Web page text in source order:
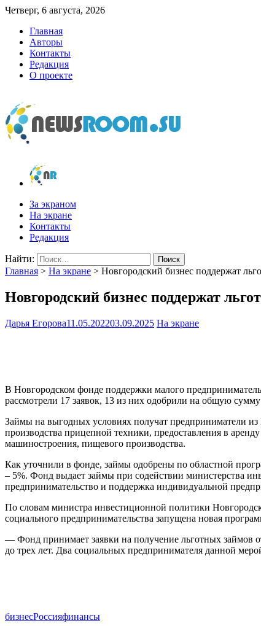
Четверг, 6 августа, 2026
Главная
Авторы
Контакты
Редакция
О проекте
newsroom.su
Новости о новостях
За экраном
На экране
Контакты
Редакция
Найти:
Главная > На экране > Новгородский бизнес поддержат
Новгородский бизнес поддержат
Дарья Егорова11.05.202203.09.2025 На экране
В Новгородском фонде поддержки малого
рассмотрели 17 заявок, 13 из них одобрили на общую
Займы на выгодных условиях получат предприниматели
производства прицепной техники, предоставления в
машиностроения, пищевого производства.
Как уточнили в фонде, займы одобрены по областной
– 5%. Фонд выдает займы при содействии министерства
предпринимательство и поддержка индивидуальной
По словам министра инвестиционной политики
социального предпринимательства запущена новая
— Фонд принимает заявки на получение льготных займов
до трех лет. Два социальных предпринимателя данной
бизнесРоссияфинансы